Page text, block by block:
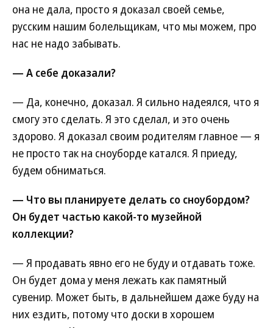
она не дала, просто я доказал своей семье,
русским нашим болельщикам, что мы можем, про
нас не надо забывать.
— А себе доказали?
— Да, конечно, доказал. Я сильно надеялся, что я
смогу это сделать. Я это сделал, и это очень
здорово. Я доказал своим родителям главное — я
не просто так на сноуборде катался. Я приеду,
будем обниматься.
— Что вы планируете делать со сноубордом?
Он будет частью какой-то музейной
коллекции?
— Я продавать явно его не буду и отдавать тоже.
Он будет дома у меня лежать как памятный
сувенир. Может быть, в дальнейшем даже буду на
них ездить, потому что доски в хорошем